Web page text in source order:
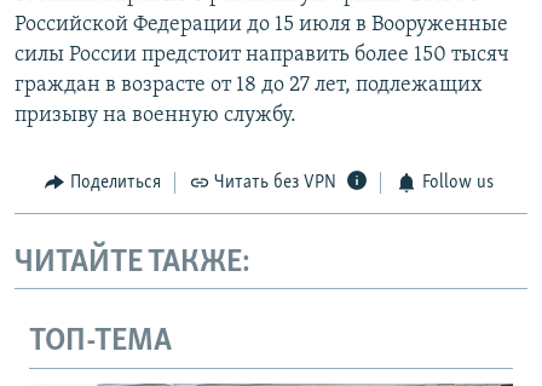
Российской Федерации до 15 июля в Вооруженные
силы России предстоит направить более 150 тысяч
граждан в возрасте от 18 до 27 лет, подлежащих
призыву на военную службу.
Поделиться Читать без VPN Follow us
ЧИТАЙТЕ ТАКЖЕ:
ТОП-ТЕМА